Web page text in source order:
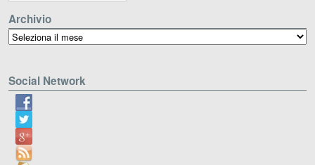
Archivio
Archivio
Social Network